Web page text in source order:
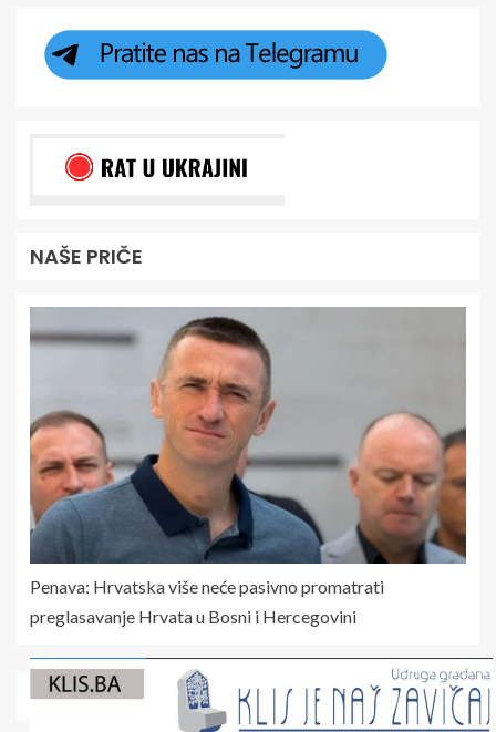
NAŠE PRIČE
Penava: Hrvatska više neće pasivno promatrati
preglasavanje Hrvata u Bosni i Hercegovini